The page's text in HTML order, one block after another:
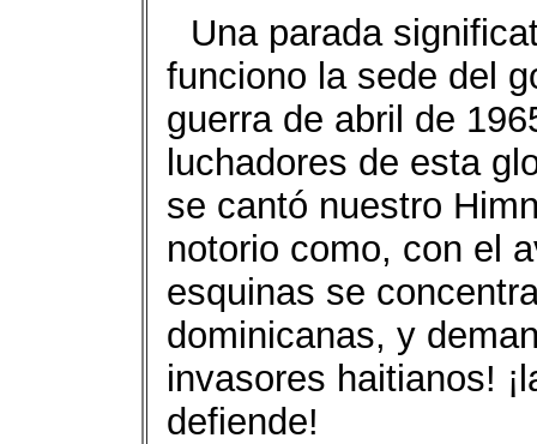
Una parada
funciono la sede del
guerra de abril de
luchadores de esta
se cantó nuestro
notorio como, con el
esquinas se
dominicanas, y
invasores haitianos!
defiende!